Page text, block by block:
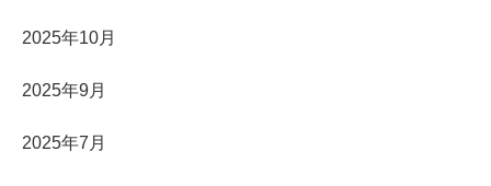
2025年10月
2025年9月
2025年7月